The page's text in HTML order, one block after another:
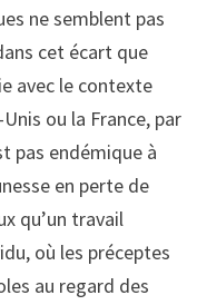
ne semblent pas
cet écart que
avec le contexte
ou la France, par
pas endémique à
en perte de
qu’un travail
où les préceptes
au regard des